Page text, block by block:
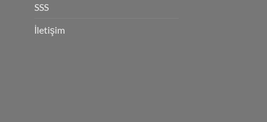
SSS
İletişim